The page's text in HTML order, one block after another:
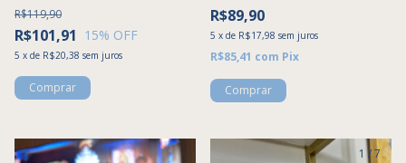
R$101,91
R$119,90
15% OFF
5 x de R$20,38 sem juros
R$89,90
5 x de R$17,98 sem juros
R$85,41 com Pix
1 /7